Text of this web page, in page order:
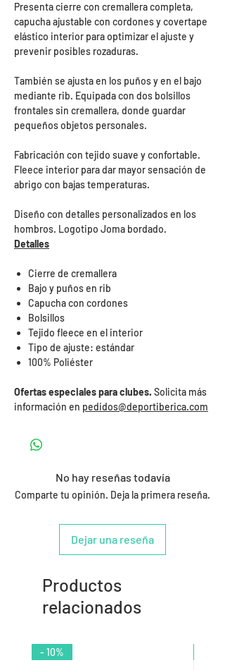
Presenta cierre con cremallera completa,
capucha ajustable con cordones y covertape
elástico interior para optimizar el ajuste y
prevenir posibles rozaduras.
También se ajusta en los puños y en el bajo
mediante rib. Equipada con dos bolsillos
frontales sin cremallera, donde guardar
pequeños objetos personales.
Fabricación con tejido suave y confortable.
Fleece interior para dar mayor sensación de
abrigo con bajas temperaturas.
Diseño con detalles personalizados en los
hombros. Logotipo Joma bordado.
Detalles
Cierre de cremallera
Bajo y puños en rib
Capucha con cordones
Bolsillos
Tejido fleece en el interior
Tipo de ajuste: estándar
100% Poliéster
Ofertas especiales para clubes. Solicita más
información en pedidos@deportiberica.com
No hay reseñas todavía
Comparte tu opinión. Deja la primera reseña.
Dejar una reseña
Productos
relacionados
- 10%